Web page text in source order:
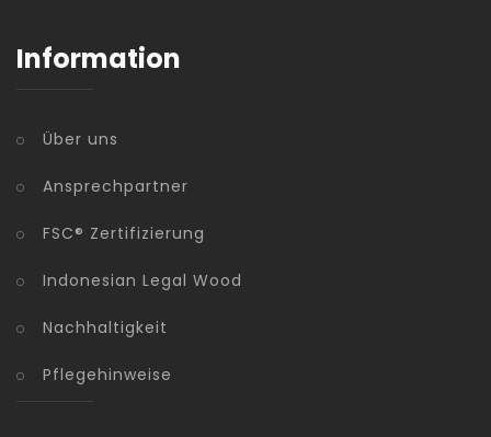
Information
Über uns
Ansprechpartner
FSC® Zertifizierung
Indonesian Legal Wood
Nachhaltigkeit
Pflegehinweise